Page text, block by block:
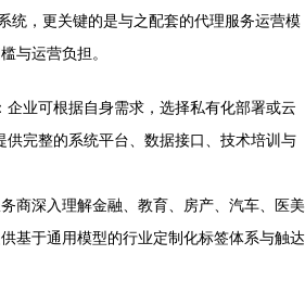
统，更关键的是与之配套的代理服务运营模
与运营负担。
：企业可根据自身需求，选择私有化部署或云
供完整的系统平台、数据接口、技术培训与
务商深入理解金融、教育、房产、汽车、医美
基于通用模型的行业定制化标签体系与触达